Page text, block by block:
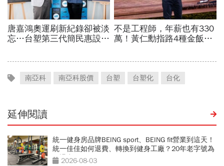
南亞科 南亞科股價 台塑 台塑化 台化
延伸閱讀
統一健身房品牌BEING sport、BEING fit營業到這天！
統一佳佳如何退費、轉換到健身工廠？20年老字號為
何退出
2026-08-03